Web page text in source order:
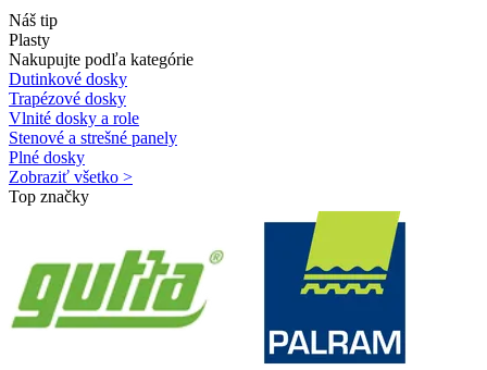
Náš tip
Plasty
Nakupujte podľa kategórie
Dutinkové dosky
Trapézové dosky
Vlnité dosky a role
Stenové a strešné panely
Plné dosky
Zobraziť všetko >
Top značky